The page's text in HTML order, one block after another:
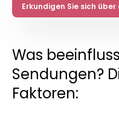
Erkundigen Sie sich über
Was
Sendungen?
Faktoren: